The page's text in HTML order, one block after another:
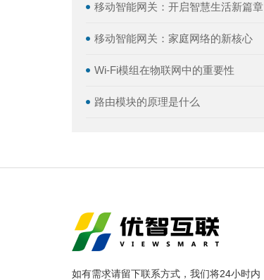
移动智能网关：开启智慧生活新篇章
移动智能网关：家庭网络的新核心
Wi-Fi模组在物联网中的重要性
路由模块的原理是什么
如有需求请留下联系方式，我们将24小时内